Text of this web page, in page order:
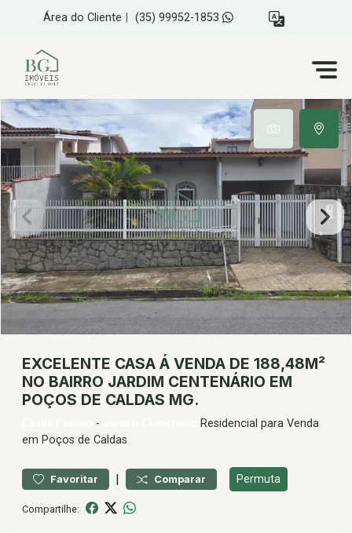
Área do Cliente (35) 99952-1853
EXCELENTE CASA Á VENDA DE 188,48M²
NO BAIRRO JARDIM CENTENÁRIO EM
POÇOS DE CALDAS MG.
-
Residencial para Venda
em Poços de Caldas
Favoritar | Comparar Permuta
Compartilhe: